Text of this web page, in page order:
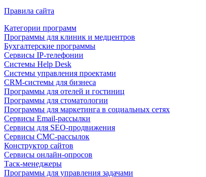
Правила сайта
Категории программ
Программы для клиник и медцентров
Бухгалтерские программы
Сервисы IP-телефонии
Системы Help Desk
Системы управления проектами
CRM-системы для бизнеса
Программы для отелей и гостиниц
Программы для стоматологии
Программы для маркетинга в социальных сетях
Сервисы Email-рассылки
Сервисы для SEO-продвижения
Сервисы СМС-рассылок
Конструктор сайтов
Сервисы онлайн-опросов
Таск-менеджеры
Программы для управления задачами